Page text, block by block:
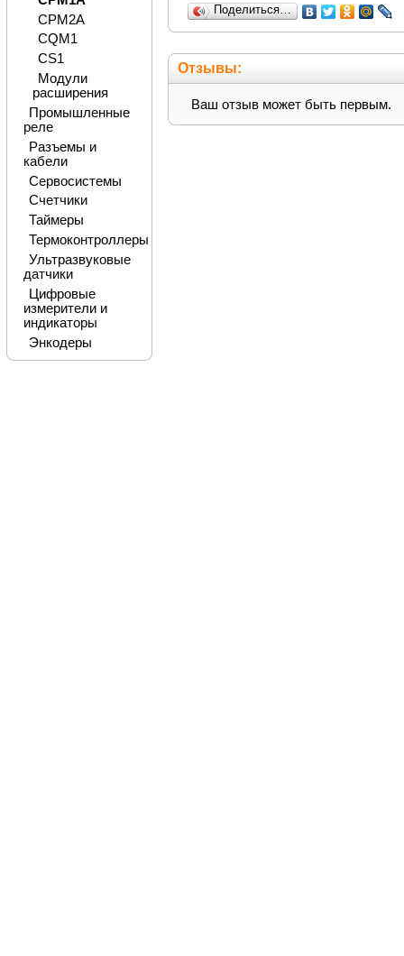
Поделиться…
Отзывы:
Ваш отзыв может быть первым.
CPM2A
CQM1
CS1
Модули
расширения
Промышленные
реле
Разъемы и
кабели
Сервосистемы
Счетчики
Таймеры
Термоконтроллеры
Ультразвуковые
датчики
Цифровые
измерители и
индикаторы
Энкодеры